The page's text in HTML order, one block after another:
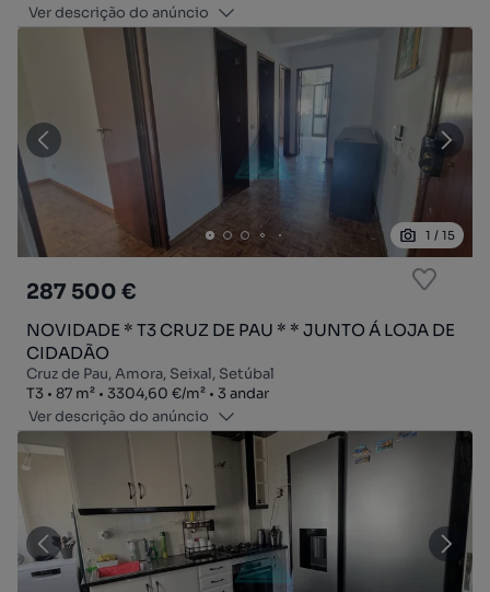
Ver descrição do anúncio
1 / 15
287 500 €
NOVIDADE * T3 CRUZ DE PAU * * JUNTO Á LOJA DE
CIDADÃO
Cruz de Pau, Amora, Seixal, Setúbal
Tipologia
T3
Zona87 m²
Preço por metro quadrado
3304,60 €/m²
Andar
3 andar
Ver descrição do anúncio